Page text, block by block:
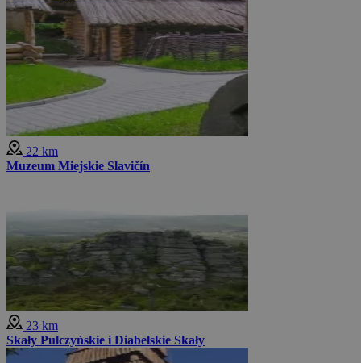
22 km
Muzeum Miejskie Slavičín
23 km
Skały Pulczyńskie i Diabelskie Skały